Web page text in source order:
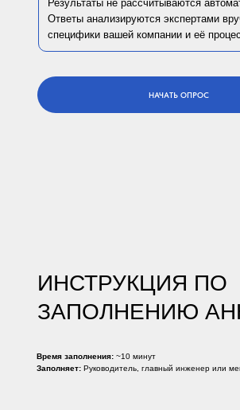
Результаты не рассчитываются
Ответы анализируются экспертами
специфики вашей компании и её
НАЧАТЬ ОПРОС
Время заполнения:~10 минут
Заполняет:Руководитель, главный инженер или
ИНСТРУКЦИЯ ПО
ЗАПОЛНЕНИЮ